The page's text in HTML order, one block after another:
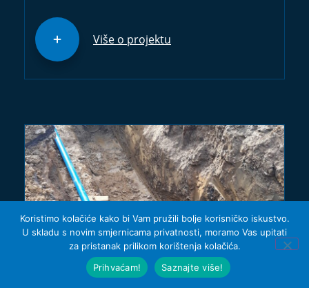
Više o projektu
Koristimo kolačiće kako bi Vam pružili bolje korisničko iskustvo.
U skladu s novim smjernicama privatnosti, moramo Vas upitati
za pristanak prilikom korištenja kolačića.
Prihvaćam!
Saznajte više!